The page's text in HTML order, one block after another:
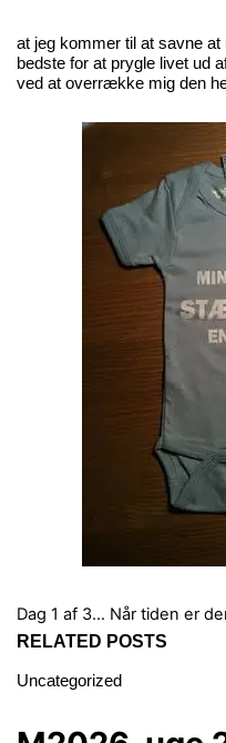
at jeg kommer til at savne
bedste for at prygle livet ud
ved at overrække mig den
Dag 1 af 3… Når tiden er
RELATED POSTS
Uncategorized